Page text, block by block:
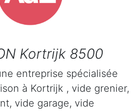
Kortrijk 8500
entreprise spécialisée
à Kortrijk , vide grenier,
vide garage, vide